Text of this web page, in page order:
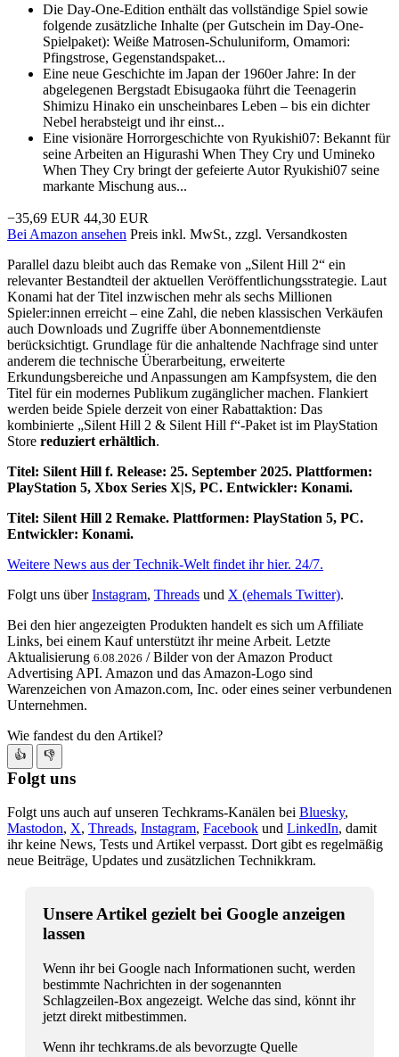
Die Day-One-Edition enthält das vollständige Spiel sowie
folgende zusätzliche Inhalte (per Gutschein im Day-One-
Spielpaket): Weiße Matrosen-Schuluniform, Omamori:
Pfingstrose, Gegenstandspaket...
Eine neue Geschichte im Japan der 1960er Jahre: In der
abgelegenen Bergstadt Ebisugaoka führt die Teenagerin
Shimizu Hinako ein unscheinbares Leben – bis ein dichter
Nebel herabsteigt und ihr einst...
Eine visionäre Horrorgeschichte von Ryukishi07: Bekannt für
seine Arbeiten an Higurashi When They Cry und Umineko
When They Cry bringt der gefeierte Autor Ryukishi07 seine
markante Mischung aus...
−35,69 EUR 44,30 EUR
Bei Amazon ansehen Preis inkl. MwSt., zzgl. Versandkosten
Parallel dazu bleibt auch das Remake von „Silent Hill 2“ ein
relevanter Bestandteil der aktuellen Veröffentlichungsstrategie. Laut
Konami hat der Titel inzwischen mehr als sechs Millionen
Spieler:innen erreicht – eine Zahl, die neben klassischen Verkäufen
auch Downloads und Zugriffe über Abonnementdienste
berücksichtigt. Grundlage für die anhaltende Nachfrage sind unter
anderem die technische Überarbeitung, erweiterte
Erkundungsbereiche und Anpassungen am Kampfsystem, die den
Titel für ein modernes Publikum zugänglicher machen. Flankiert
werden beide Spiele derzeit von einer Rabattaktion: Das
kombinierte „Silent Hill 2 & Silent Hill f“-Paket ist im PlayStation
Store reduziert erhältlich.
Titel: Silent Hill f. Release: 25. September 2025. Plattformen:
PlayStation 5, Xbox Series X|S, PC. Entwickler: Konami.
Titel: Silent Hill 2 Remake. Plattformen: PlayStation 5, PC.
Entwickler: Konami.
Weitere News aus der Technik-Welt findet ihr hier. 24/7.
Folgt uns überInstagram, Threads und X (ehemals Twitter).
Bei den hier angezeigten Produkten handelt es sich um Affiliate
Links, bei einem Kauf unterstützt ihr meine Arbeit. Letzte
Aktualisierung 6.08.2026 / Bilder von der Amazon Product
Advertising API. Amazon und das Amazon-Logo sind
Warenzeichen von Amazon.com, Inc. oder eines seiner verbundenen
Unternehmen.
Wie fandest du den Artikel?
👍 👎
Folgt uns
Folgt uns auch auf unseren Techkrams-Kanälen bei Bluesky,
Mastodon, X, Threads, Instagram, Facebook und LinkedIn, damit
ihr keine News, Tests und Artikel verpasst. Dort gibt es regelmäßig
neue Beiträge, Updates und zusätzlichen Technikkram.
Unsere Artikel gezielt bei Google anzeigen
lassen
Wenn ihr bei Google nach Informationen sucht, werden
bestimmte Nachrichten in der sogenannten
Schlagzeilen-Box angezeigt. Welche das sind, könnt ihr
jetzt direkt mitbestimmen.
Wenn ihr techkrams.de als bevorzugte Quelle